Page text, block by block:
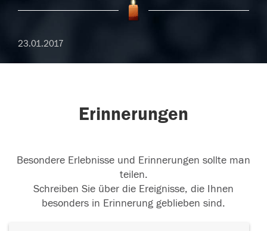
23.01.2017
Erinnerungen
Besondere Erlebnisse und Erinnerungen sollte man
teilen.
Schreiben Sie über die Ereignisse, die Ihnen
besonders in Erinnerung geblieben sind.